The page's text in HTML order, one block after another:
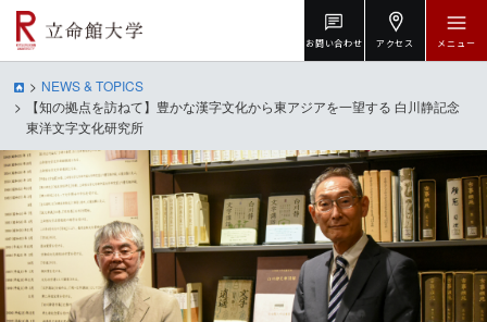
お問い合わせ アクセス メニュー
NEWS & TOPICS
【知の拠点を訪ねて】豊かな漢字文化から東アジアを一望する 白川静記念
東洋文字文化研究所